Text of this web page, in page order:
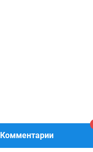
Комментарии